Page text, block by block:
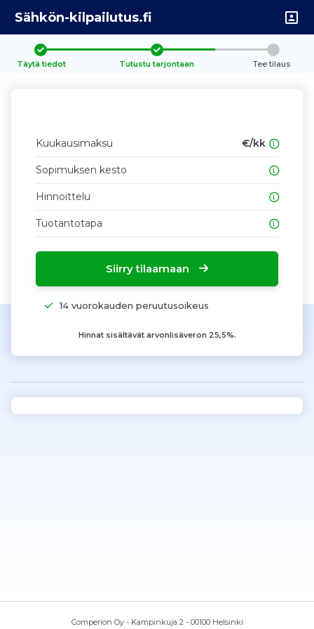
Sähkön-kilpailutus.fi
Täytä tiedot Tutustu tarjontaan Tee tilaus
Kuukausimaksu €/kk
Sopimuksen kesto
Hinnoittelu
Tuotantotapa
Siirry tilaamaan
14 vuorokauden peruutusoikeus
Hinnat sisältävät arvonlisäveron 25,5%.
Comperion Oy - Kampinkuja 2 - 00100 Helsinki